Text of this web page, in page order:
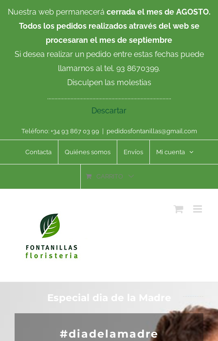
Nuestra web permanecerá cerrada el mes de AGOSTO.
Todos los pedidos realizados através del web se
procesaran el mes de septiembre
Si desea realizar un pedido entre estas fechas puede
llamarnos al tel. 93 8670399.
Disculpen las molestias
.....................................................................................
Descartar
Teléfono: +34 93 867 03 99 pedidosfontanillas@gmail.com
Contacta Quiénes somos Envíos Mi cuenta
CARRITO
Especial dia de la Madre
#diadelamadre